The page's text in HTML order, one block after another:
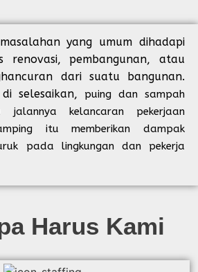
yang umum dihadapi
renovasi, pembangunan, atau
dari suatu bangunan.
selesaikan, puing dan sampah
jalannya kelancaran pekerjaan
itu memberikan dampak
pada lingkungan dan pekerja
Harus Kami​